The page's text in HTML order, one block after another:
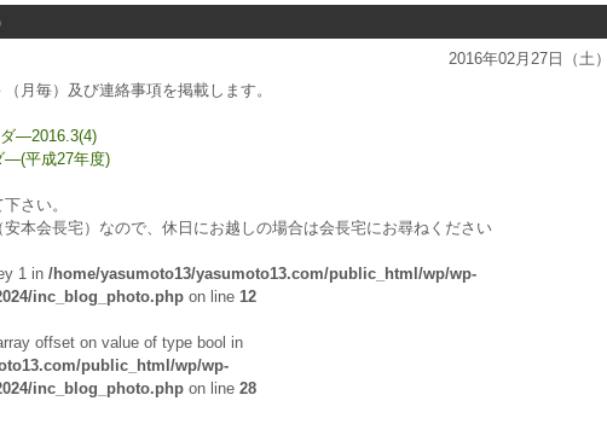
2016年02月27日（土）
月毎）及び連絡事項を掲載します。
―2016.3(4)
―(平成27年度)
さい。
本会長宅）なので、休日にお越しの場合は会長宅にお尋ねください
1 in /home/yasumoto13/yasumoto13.com/public_html/wp/wp-
inc_blog_photo.php on line 12
offset on value of type bool in
public_html/wp/wp-
inc_blog_photo.php on line 28